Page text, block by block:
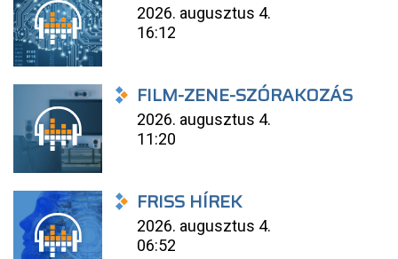
2026. augusztus 4.
16:12
FILM-ZENE-SZÓRAKOZÁS
2026. augusztus 4.
11:20
FRISS HÍREK
2026. augusztus 4.
06:52